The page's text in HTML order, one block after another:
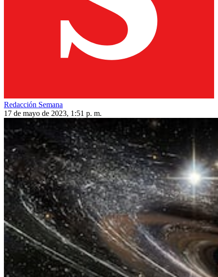
Redacción Semana
17 de mayo de 2023, 1:51 p. m.